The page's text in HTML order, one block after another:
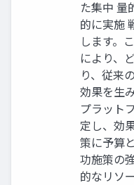
た集中 量
的に実施
します。
により、
り、従来
効果を生
プラット
定し、効
策に予算
功施策の
的なリソ